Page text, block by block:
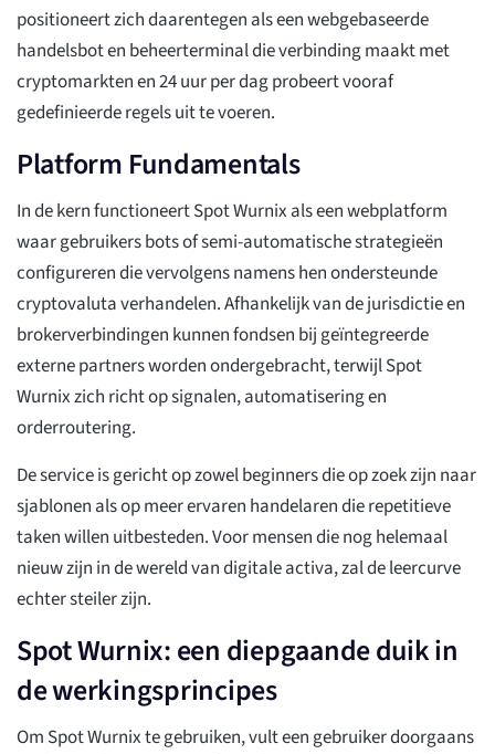
positioneert zich daarentegen als een webgebaseerde
handelsbot en beheerterminal die verbinding maakt met
cryptomarkten en 24 uur per dag probeert vooraf
gedefinieerde regels uit te voeren.
Platform Fundamentals
In de kern functioneert Spot Wurnix als een webplatform
waar gebruikers bots of semi-automatische strategieën
configureren die vervolgens namens hen ondersteunde
cryptovaluta verhandelen. Afhankelijk van de jurisdictie en
brokerverbindingen kunnen fondsen bij geïntegreerde
externe partners worden ondergebracht, terwijl Spot
Wurnix zich richt op signalen, automatisering en
orderroutering.
De service is gericht op zowel beginners die op zoek zijn naar
sjablonen als op meer ervaren handelaren die repetitieve
taken willen uitbesteden. Voor mensen die nog helemaal
nieuw zijn in de wereld van digitale activa, zal de leercurve
echter steiler zijn.
Spot Wurnix: een diepgaande duik in
de werkingsprincipes
Om Spot Wurnix te gebruiken, vult een gebruiker doorgaans